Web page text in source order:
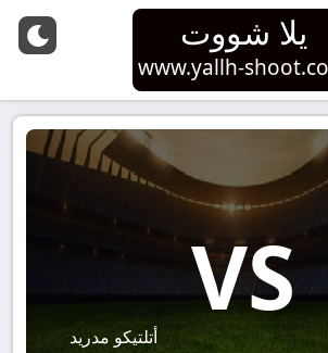
يلا شووت
www.yallh-
VS
أتلتيكو مدريد